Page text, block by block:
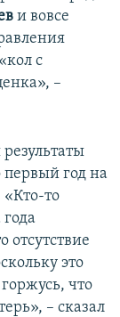
и вовсе
с
–
первый год на
то
отсутствие
это
что
– сказал